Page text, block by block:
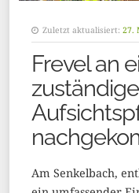
Zuletzt aktualisiert: 27.
Frevel an
Am Senkelbach,